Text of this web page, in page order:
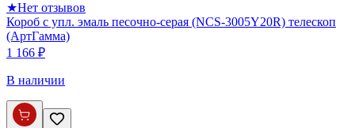
★Нет отзывов
Короб с упл. эмаль песочно-серая (NCS-3005Y20R) телескоп
(АртГамма)
1 166 ₽
В наличии